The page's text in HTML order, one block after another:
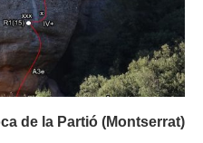
de la Partió (Montserrat)